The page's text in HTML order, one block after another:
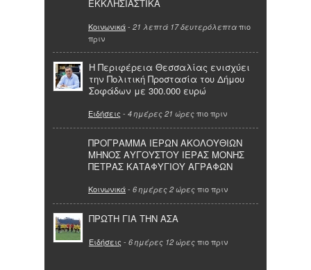
ΕΚΚΛΗΣΙΑΣΤΙΚΑ
Κοινωνικά- 21 λεπτά 17 δευτερόλεπτα πιο
πριν
Η Περιφέρεια Θεσσαλίας ενισχύει
την Πολιτική Προστασία του Δήμου
Σοφάδων με 300.000 ευρώ
Ειδήσεις - 4 ημέρες 21 ώρες πιο πριν
ΠΡΟΓΡΑΜΜΑ ΙΕΡΩΝ ΑΚΟΛΟΥΘΙΩΝ
ΜΗΝΟΣ ΑΥΓΟΥΣΤΟΥ ΙΕΡΑΣ ΜΟΝΗΣ
ΠΕΤΡΑΣ ΚΑΤΑΦΥΓΙΟΥ ΑΓΡΑΦΩΝ
Κοινωνικά- 6 ημέρες 2 ώρες πιο πριν
ΠΡΩΤΗ ΓΙΑ ΤΗΝ ΑΣΑ
Ειδήσεις - 6 ημέρες 12 ώρες πιο πριν